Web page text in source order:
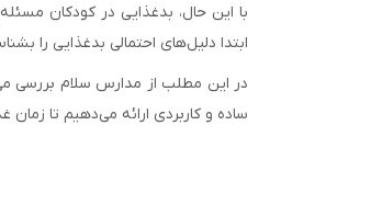
با این حال، بدغذایی در کودکان
ابتدا دلیل‌های احتمالی بدغذایی را
در این مطلب از مدارس سلام بررسی
ساده و کاربردی ارائه می‌دهیم تا